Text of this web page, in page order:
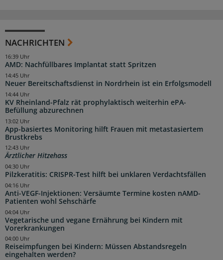
NACHRICHTEN
AMD: Nachfüllbares Implantat statt Spritzen
16:39 Uhr
Neuer Bereitschaftsdienst in Nordrhein ist ein Erfolgsmodell
14:45 Uhr
KV Rheinland-Pfalz rät prophylaktisch weiterhin ePA-
Befüllung abzurechnen
14:44 Uhr
App-basiertes Monitoring hilft Frauen mit metastasiertem
Brustkrebs
13:02 Uhr
Ärztlicher Hitzehass
12:43 Uhr
Pilzkeratitis: CRISPR-Test hilft bei unklaren Verdachtsfällen
04:30 Uhr
Anti-VEGF-Injektionen: Versäumte Termine kosten nAMD-
Patienten wohl Sehschärfe
04:16 Uhr
Vegetarische und vegane Ernährung bei Kindern mit
Vorerkrankungen
04:04 Uhr
Reiseimpfungen bei Kindern: Müssen Abstandsregeln
eingehalten werden?
04:00 Uhr